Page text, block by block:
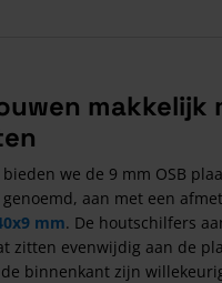
makkelijk
we de 9 mm OSB
aan met een
mm. De houtschilfers
zitten evenwijdig aan de
binnenkant zijn